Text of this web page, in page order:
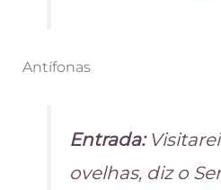
Antífonas
Entrada:
ovelhas, diz o